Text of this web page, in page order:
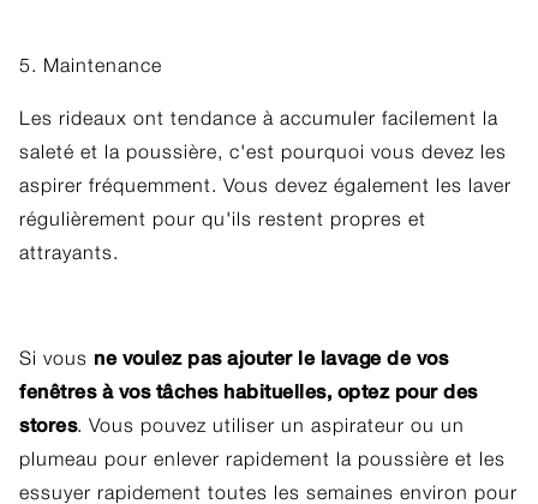
5. Maintenance
Les rideaux ont tendance à accumuler facilement la
saleté et la poussière, c'est pourquoi vous devez les
aspirer fréquemment. Vous devez également les laver
régulièrement pour qu'ils restent propres et
attrayants.
Si vous ne voulez pas ajouter le lavage de vos
fenêtres à vos tâches habituelles, optez pour des
stores. Vous pouvez utiliser un aspirateur ou un
plumeau pour enlever rapidement la poussière et les
essuyer rapidement toutes les semaines environ pour